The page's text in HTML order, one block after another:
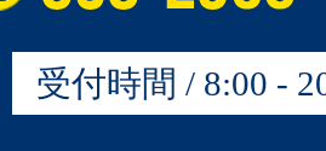
受付時間 / 8:00 -